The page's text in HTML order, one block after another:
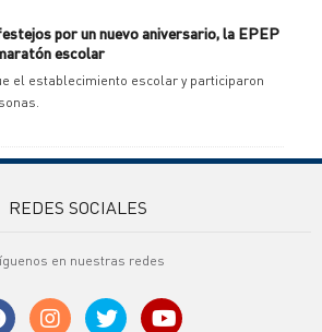
por un nuevo aniversario, la EPEP
escolar
el establecimiento escolar y participaron
REDES SOCIALES
en nuestras redes